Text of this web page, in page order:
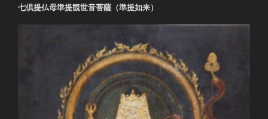
七倶提仏母準提観世音菩薩（準提如来）